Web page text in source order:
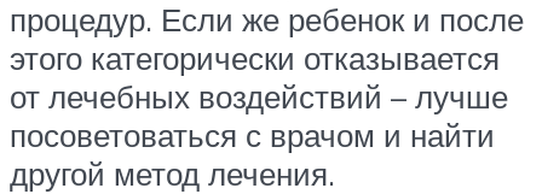
процедур. Если же ребенок и после
этого категорически отказывается
от лечебных воздействий – лучше
посоветоваться с врачом и найти
другой метод лечения.